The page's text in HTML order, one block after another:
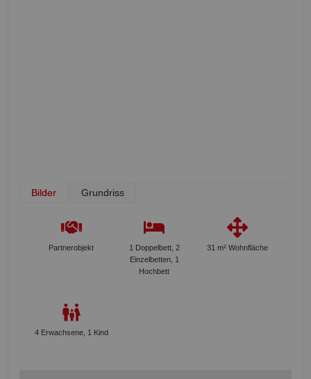
Bilder Grundriss
Partnerobjekt
1 Doppelbett, 2
Einzelbetten, 1
Hochbett
31 m² Wohnfläche
4 Erwachsene, 1 Kind